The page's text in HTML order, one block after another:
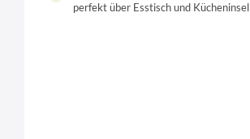
perfekt über Esstisch und Kücheninsel